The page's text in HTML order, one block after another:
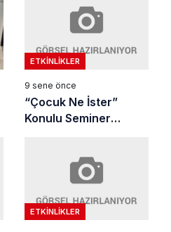
ETKINLIKLER
9 sene önce
“Çocuk Ne İster”
Konulu Seminer
ETKINLIKLER